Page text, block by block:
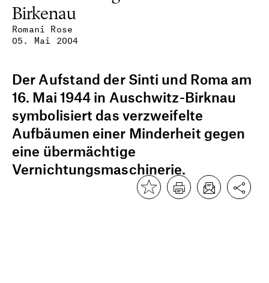
Romani Rose
05. Mai 2004
Birkenau
Der Aufstand der Sinti und Roma am
16. Mai 1944 in Auschwitz-Birknau
symbolisiert das verzweifelte
Aufbäumen einer Minderheit gegen
eine übermächtige
Vernichtungsmaschinerie.